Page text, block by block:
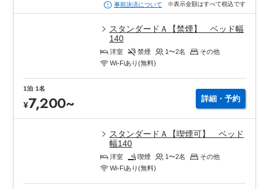
事前決済について ※表示金額はすべて税込です
スタンダードＡ【禁煙】 ベッド幅
140
洋室 禁煙 1〜2名
その他
Wi-Fiあり(無料)
1泊 1名
¥7,200~ 詳細・予約
スタンダードＡ【喫煙可】 ベッド
幅140
洋室 喫煙 1〜2名
その他
Wi-Fiあり(無料)